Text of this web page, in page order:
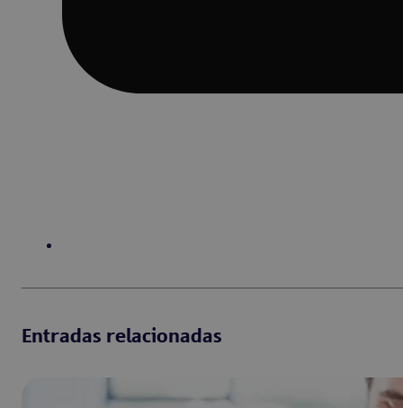
Entradas relacionadas